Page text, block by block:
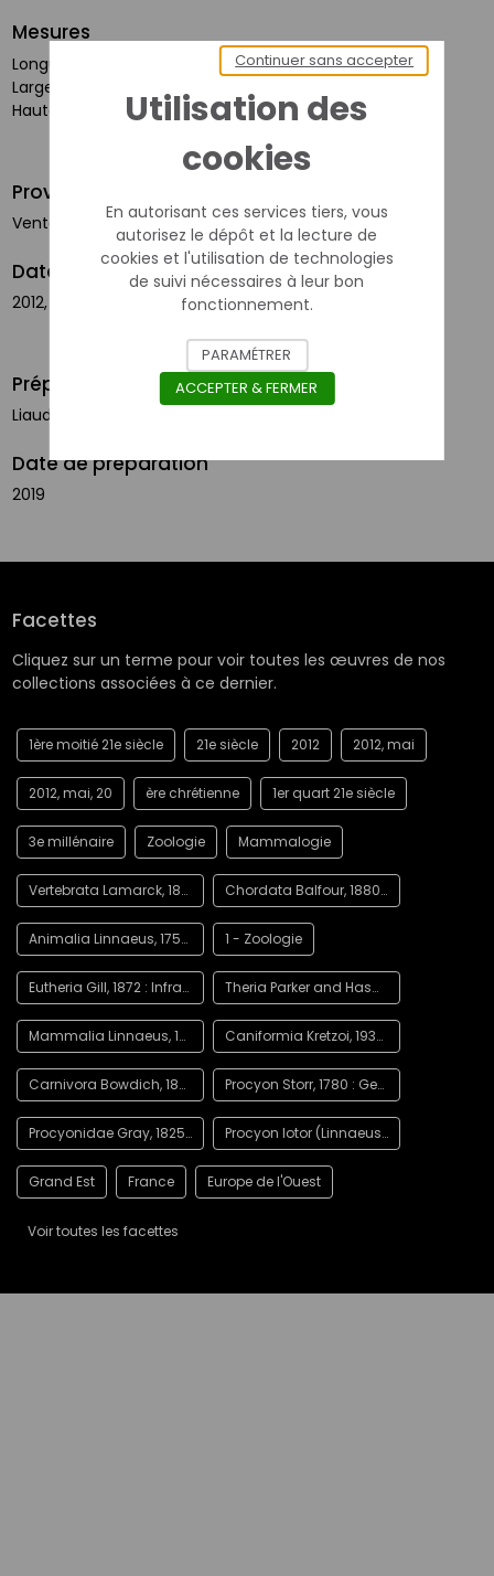
Mesures
Longueur objet (cm) : 40,5
Largeur objet (cm) : 32
Hauteur objet (cm) : 34
Provenance
Venteuil
Date de collecte
2012, mai, 20
Préparateur / taxidermiste
Liaud Patrick
Date de préparation
2019
Facettes
Cliquez sur un terme pour voir toutes les œuvres de nos
collections associées à ce dernier.
1ère moitié 21e siècle 21e siècle 2012 2012, mai
2012, mai, 20 ère chrétienne 1er quart 21e siècle
3e millénaire Zoologie Mammalogie
Vertebrata Lamarck, 1801 : Embranchement Chordata Balfour, 1880 : Embranchement
Animalia Linnaeus, 1758 : Règne 1 - Zoologie
Eutheria Gill, 1872 : Infra-classe Theria Parker and Haswell, 1897 : Sous-classe
Mammalia Linnaeus, 1758 : Classe Caniformia Kretzoi, 1938 : Sous-ordre
Carnivora Bowdich, 1821 : Ordre Procyon Storr, 1780 : Genre
Procyonidae Gray, 1825 : Famille Procyon lotor (Linnaeus, 1758)
Grand Est France Europe de l'Ouest
Voir toutes les facettes
Utilisation des
cookies
En autorisant ces services tiers, vous
autorisez le dépôt et la lecture de
cookies et l'utilisation de technologies
de suivi nécessaires à leur bon
fonctionnement.
Continuer sans accepter
PARAMÉTRER
ACCEPTER & FERMER